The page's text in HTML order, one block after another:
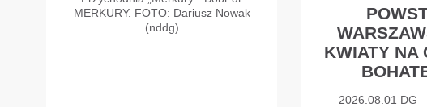
MERKURY. FOTO: Dariusz Nowak
(nddg)
KWIATY NA
2026.08.01 DG